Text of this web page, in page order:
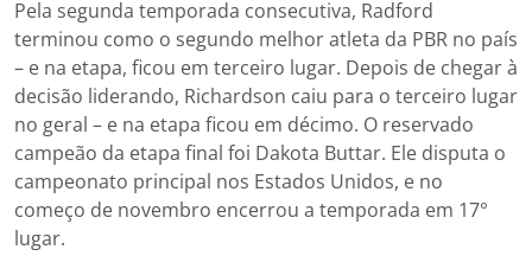
Pela segunda temporada consecutiva, Radford
terminou como o segundo melhor atleta da PBR no país
– e na etapa, ficou em terceiro lugar. Depois de chegar à
decisão liderando, Richardson caiu para o terceiro lugar
no geral – e na etapa ficou em décimo. O reservado
campeão da etapa final foi Dakota Buttar. Ele disputa o
campeonato principal nos Estados Unidos, e no
começo de novembro encerrou a temporada em 17°
lugar.